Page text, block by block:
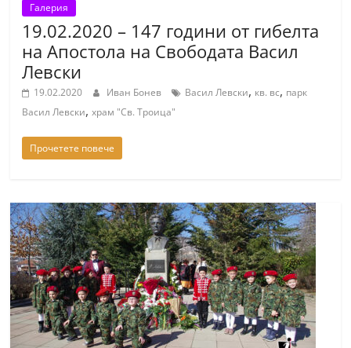
Галерия
19.02.2020 – 147 години от гибелта
на Апостола на Свободата Васил
Левски
19.02.2020 Иван Бонев Васил Левски, кв. вс, парк
Васил Левски,храм "Св. Троица"
Прочетете повече